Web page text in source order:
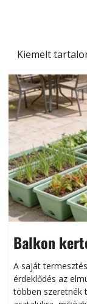
Kiemelt
Balkon
A saját
érdeklődés az
többen szeretnék